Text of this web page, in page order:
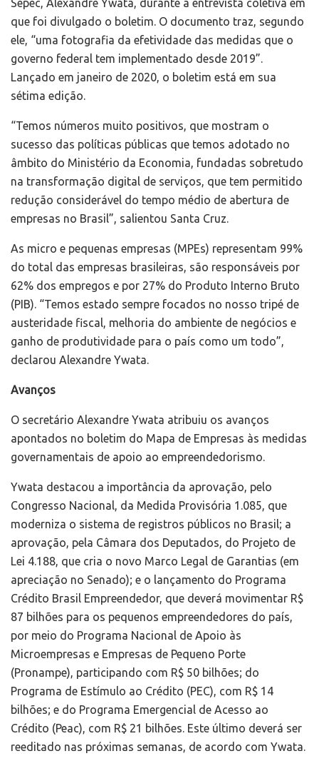
Sepec, Alexandre Ywata, durante a entrevista coletiva em
que foi divulgado o boletim. O documento traz, segundo
ele, “uma fotografia da efetividade das medidas que o
governo federal tem implementado desde 2019”.
Lançado em janeiro de 2020, o boletim está em sua
sétima edição.
“Temos números muito positivos, que mostram o
sucesso das políticas públicas que temos adotado no
âmbito do Ministério da Economia, fundadas sobretudo
na transformação digital de serviços, que tem permitido
redução considerável do tempo médio de abertura de
empresas no Brasil”, salientou Santa Cruz.
As micro e pequenas empresas (MPEs) representam 99%
do total das empresas brasileiras, são responsáveis por
62% dos empregos e por 27% do Produto Interno Bruto
(PIB). “Temos estado sempre focados no nosso tripé de
austeridade fiscal, melhoria do ambiente de negócios e
ganho de produtividade para o país como um todo”,
declarou Alexandre Ywata.
Avanços
O secretário Alexandre Ywata atribuiu os avanços
apontados no boletim do Mapa de Empresas às medidas
governamentais de apoio ao empreendedorismo.
Ywata destacou a importância da aprovação, pelo
Congresso Nacional, da Medida Provisória 1.085, que
moderniza o sistema de registros públicos no Brasil; a
aprovação, pela Câmara dos Deputados, do Projeto de
Lei 4.188, que cria o novo Marco Legal de Garantias (em
apreciação no Senado); e o lançamento do Programa
Crédito Brasil Empreendedor, que deverá movimentar R$
87 bilhões para os pequenos empreendedores do país,
por meio do Programa Nacional de Apoio às
Microempresas e Empresas de Pequeno Porte
(Pronampe), participando com R$ 50 bilhões; do
Programa de Estímulo ao Crédito (PEC), com R$ 14
bilhões; e do Programa Emergencial de Acesso ao
Crédito (Peac), com R$ 21 bilhões. Este último deverá ser
reeditado nas próximas semanas, de acordo com Ywata.